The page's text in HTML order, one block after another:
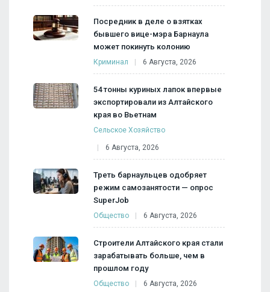
Посредник в деле о взятках
бывшего вице-мэра Барнаула
может покинуть колонию
Криминал 6 Августа, 2026
54 тонны куриных лапок впервые
экспортировали из Алтайского
края во Вьетнам
Сельское Хозяйство
6 Августа, 2026
Треть барнаульцев одобряет
режим самозанятости — опрос
SuperJob
Общество 6 Августа, 2026
Строители Алтайского края стали
зарабатывать больше, чем в
прошлом году
Общество 6 Августа, 2026